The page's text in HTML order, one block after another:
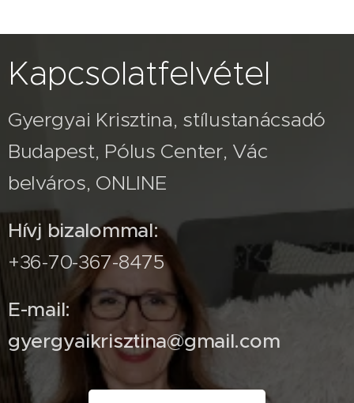
Kapcsolatfelvétel
Gyergyai Krisztina, stílustanácsadó
Budapest, Pólus Center, Vác
belváros, ONLINE
Hívj bizalommal:
+36-70-367-8475
E-mail:
gyergyaikrisztina@gmail.com